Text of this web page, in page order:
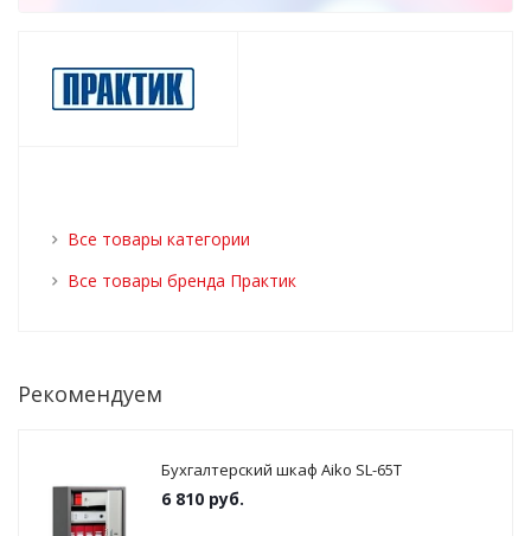
Все товары категории
Все товары бренда Практик
Рекомендуем
Бухгалтерский шкаф Aiko SL-65Т
6 810 руб.